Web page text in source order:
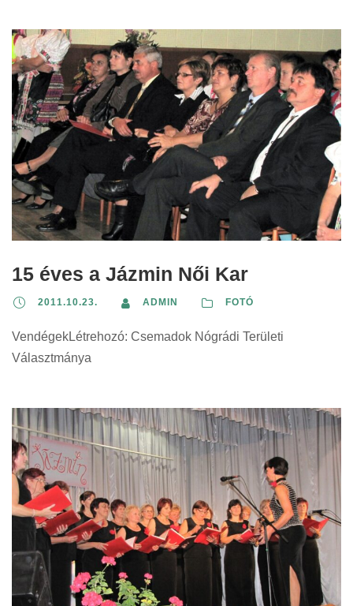
15 éves a Jázmin Női Kar
2011.10.23. ADMIN FOTÓ
VendégekLétrehozó: Csemadok Nógrádi Területi
Választmánya